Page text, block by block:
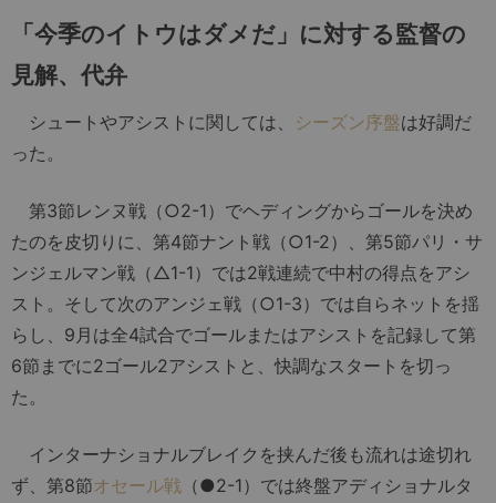
「今季のイトウはダメだ」に対する監督の
見解、代弁
シュートやアシストに関しては、 シーズン序盤は好調だ
った。
第3節レンヌ戦（○2-1）でヘディングからゴールを決め
たのを皮切りに、第4節ナント戦（○1-2）、第5節パリ・サ
ンジェルマン戦（△1-1）では2戦連続で中村の得点をアシ
スト。そして次のアンジェ戦（○1-3）では自らネットを揺
らし、9月は全4試合でゴールまたはアシストを記録して第
6節までに2ゴール2アシストと、快調なスタートを切っ
た。
インターナショナルブレイクを挟んだ後も流れは途切れ
ず、第8節オセール戦 （●2-1）では終盤アディショナルタ